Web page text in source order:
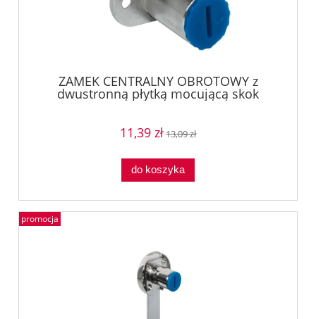
ZAMEK CENTRALNY OBROTOWY z
dwustronną płytką mocującą skok
17mm , SYMO 3000, NIKIEL Häfele
11,39 zł13,09 zł
do koszyka
promocja